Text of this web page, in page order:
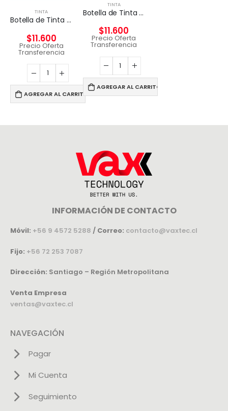
TINTA
Botella de Tinta Original Canon GI-10 Yellow
$11.600
Precio Oferta
Transferencia
AGREGAR AL CARRITO
TINTA
Botella de Tinta Original Canon GI-10 Magenta
$11.600
Precio Oferta
Transferencia
AGREGAR AL CARRITO
INFORMACIÓN DE CONTACTO
Móvil: +56 9 4572 5288 / Correo: contacto@vaxtec.cl
Fijo: +56 72 253 7087
Dirección: Santiago – Región Metropolitana
Venta Empresa
ventas@vaxtec.cl
NAVEGACIÓN
Pagar
Mi Cuenta
Seguimiento